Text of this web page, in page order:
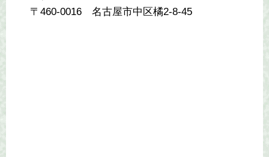
〒460-0016 名古屋市中区橘2-8-45